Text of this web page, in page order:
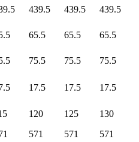
439.5 439.5
439.5
65.5 65.5
65.5
75.5 75.5
75.5
17.5 17.5 17.5
120 125
130
571 571
571